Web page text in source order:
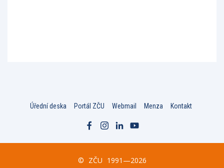
Úřední deska Portál ZČU Webmail Menza Kontakt
© ZČU 1991—2026